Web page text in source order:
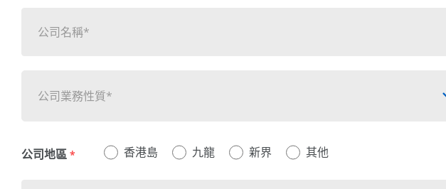
公司業務性質*
公司地區 * 香港島 九龍 新界 其他